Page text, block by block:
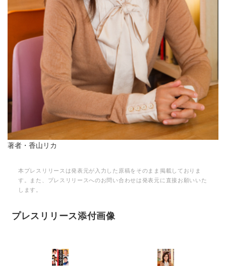
著者・香山リカ
本プレスリリースは発表元が入力した原稿をそのまま掲載しておりま
す。また、プレスリリースへのお問い合わせは発表元に直接お願いいた
します。
プレスリリース添付画像